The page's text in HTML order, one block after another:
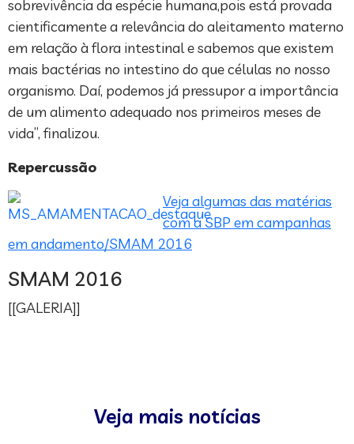
sobrevivência da espécie humana,pois está provada
cientificamente a relevância do aleitamento materno
em relação à flora intestinal e sabemos que existem
mais bactérias no intestino do que células no nosso
organismo. Daí, podemos já pressupor a importância
de um alimento adequado nos primeiros meses de
vida”, finalizou.
Repercussão
Veja algumas das matérias
com a SBP em campanhas
em andamento/SMAM 2016
SMAM 2016
[[GALERIA]]
Veja mais notícias